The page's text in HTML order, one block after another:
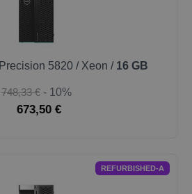
Precision 5820 / Xeon / 16 GB
748,33 € - 10%
673,50 €
REFURBISHED-A